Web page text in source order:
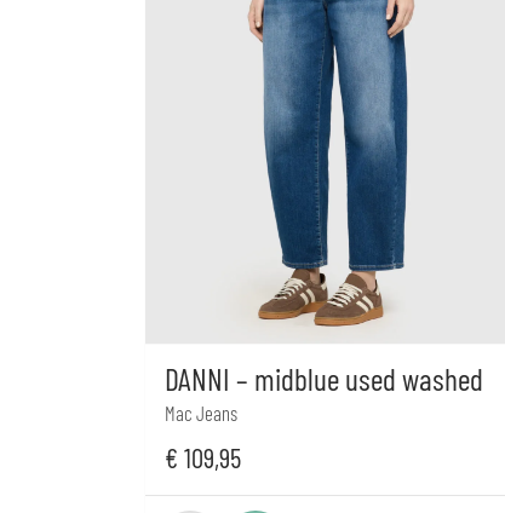
DANNI – midblue used washed
Mac Jeans
€ 109,95